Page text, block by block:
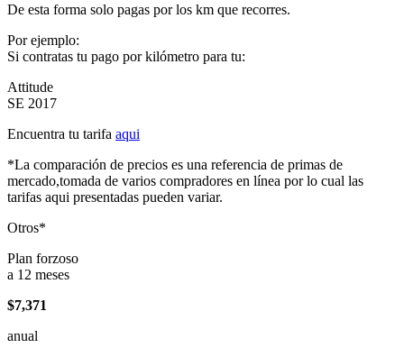
De esta forma solo pagas por los km que recorres.
Por ejemplo:
Si contratas tu pago por kilómetro para tu:
Attitude
SE 2017
Encuentra tu tarifa aqui
*La comparación de precios es una referencia de primas de
mercado,tomada de varios compradores en línea por lo cual las
tarifas aqui presentadas pueden variar.
Otros*
Plan forzoso
a 12 meses
$7,371
anual